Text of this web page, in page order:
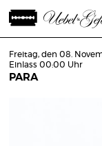
Freitag, den 08.
Einlass 00:00 Uhr
PARA